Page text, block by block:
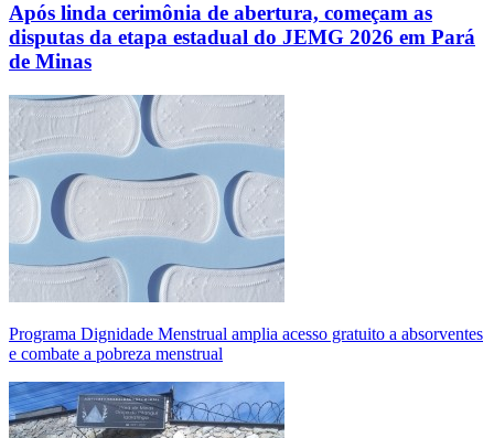
Após linda cerimônia de abertura, começam as
disputas da etapa estadual do JEMG 2026 em Pará
de Minas
Programa Dignidade Menstrual amplia acesso gratuito a absorventes
e combate a pobreza menstrual